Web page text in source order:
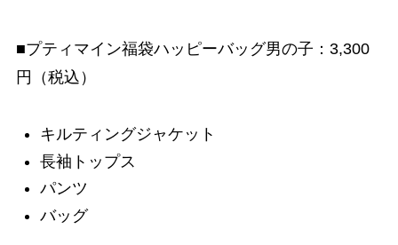
■プティマイン福袋ハッピーバッグ男の子：3,300
円（税込）
キルティングジャケット
長袖トップス
パンツ
バッグ